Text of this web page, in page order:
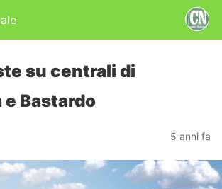
su centrali di
Bastardo
5 anni fa